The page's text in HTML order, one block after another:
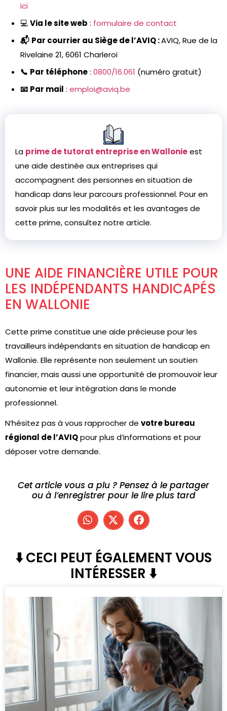
ici
💻Via le site web : formulaire de contact
📬 Par courrier au Siège de l’AVIQ :AVIQ, Rue de la
Rivelaine 21, 6061 Charleroi
📞 Par téléphone: 0800/16.061 (numéro gratuit)
📧 Par mail : emploi@aviq.be
La prime de tutorat entreprise en Wallonieest
une aide destinée aux entreprises qui
accompagnent des personnes en situation de
handicap dans leur parcours professionnel. Pour en
savoir plus sur les modalités et les avantages de
cette prime, consultez notre article.
UNE AIDE FINANCIÈRE UTILE POUR
LES INDÉPENDANTS HANDICAPÉS
EN WALLONIE
Cette prime constitue une aide précieuse pour les
travailleurs indépendants en situation de handicap en
Wallonie. Elle représente non seulement un soutien
financier, mais aussi une opportunité de promouvoir leur
autonomie et leur intégration dans le monde
professionnel.
N’hésitez pas à vous rapprocher de votre bureau
régional de l’AVIQpour plus d’informations et pour
déposer votre demande.
Cet article vous a plu ? Pensez à le partager
ou à l’enregistrer pour le lire plus tard
⬇️ CECI PEUT ÉGALEMENT VOUS
INTÉRESSER ⬇️